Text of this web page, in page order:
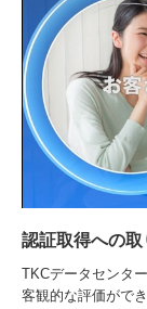
認証取得への取
TKCデータセンタ
客観的な評価がで